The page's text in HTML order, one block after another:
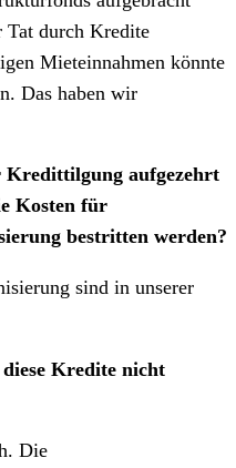
Tat durch Kredite
Mieteinnahmen könnte
Das haben wir
Kredittilgung aufgezehrt
Kosten für
bestritten werden?
sind in unserer
Kredite nicht
Die